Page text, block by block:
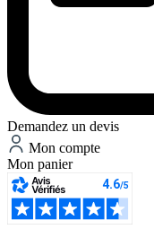
Demandez un devis
Mon compte
Mon panier